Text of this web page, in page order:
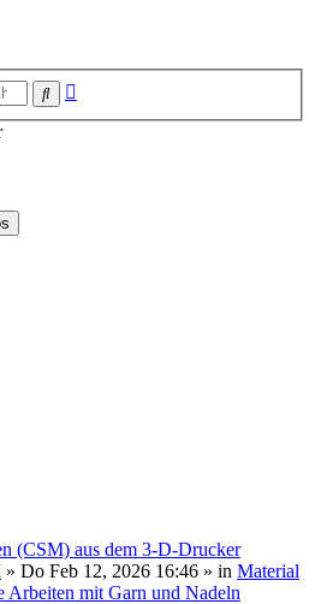
Suche
(CSM) aus dem 3-D-Drucker
» Do Feb 12, 2026 16:46 » in Material
Arbeiten mit Garn und Nadeln